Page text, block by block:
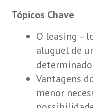
Tópicos Chave
O leasing –
aluguel de
determinado
Vantagens
menor